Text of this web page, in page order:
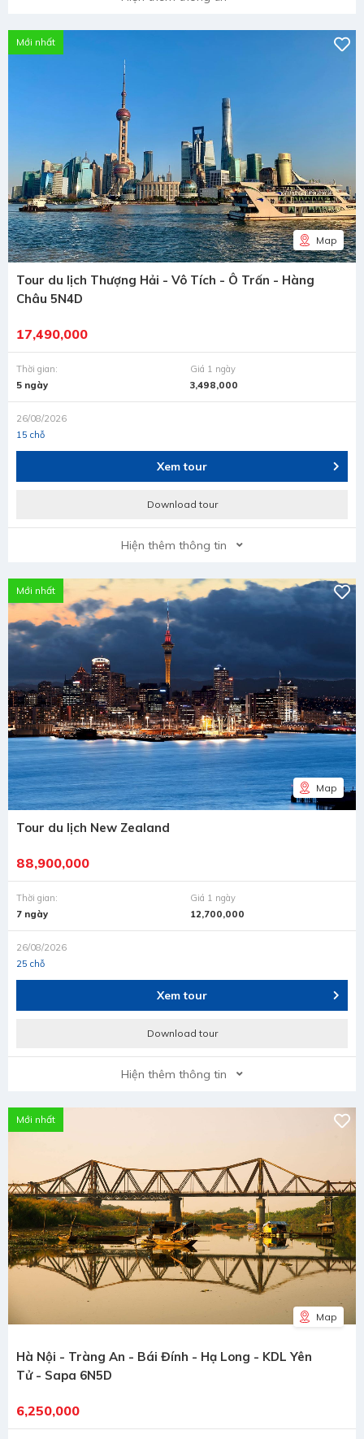
Mới nhất
Map
Tour du lịch Thượng Hải - Vô Tích - Ô Trấn - Hàng
Châu 5N4D
17,490,000
Thời gian:
5 ngày
Giá 1 ngày
3,498,000
26/08/2026
15 chỗ
Xem tour
Download tour
Hiện thêm thông tin
Mới nhất
Map
Tour du lịch New Zealand
88,900,000
Thời gian:
7 ngày
Giá 1 ngày
12,700,000
26/08/2026
25 chỗ
Xem tour
Download tour
Hiện thêm thông tin
Mới nhất
Map
Hà Nội - Tràng An - Bái Đính - Hạ Long - KDL Yên
Tử - Sapa 6N5D
6,250,000